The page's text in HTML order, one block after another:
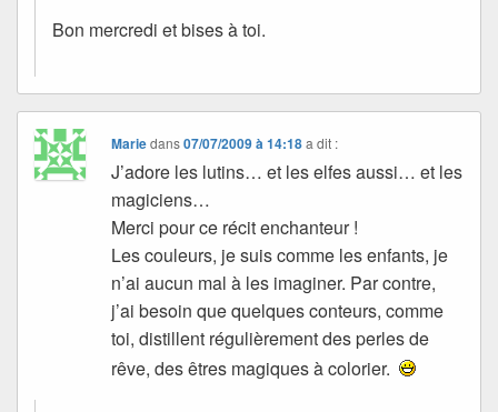
Bon mercredi et bises à toi.
Mariedans07/07/2009 à 14:18 a dit :
J’adore les lutins… et les elfes aussi… et les
magiciens…
Merci pour ce récit enchanteur !
Les couleurs, je suis comme les enfants, je
n’ai aucun mal à les imaginer. Par contre,
j’ai besoin que quelques conteurs, comme
toi, distillent régulièrement des perles de
rêve, des êtres magiques à colorier.